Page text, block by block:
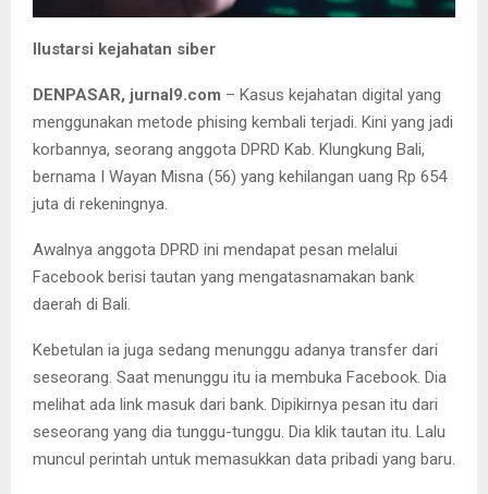
Ilustarsi kejahatan siber
DENPASAR, jurnal9.com – Kasus kejahatan digital yang
menggunakan metode phising kembali terjadi. Kini yang jadi
korbannya, seorang anggota DPRD Kab. Klungkung Bali,
bernama I Wayan Misna (56) yang kehilangan uang Rp 654
juta di rekeningnya.
Awalnya anggota DPRD ini mendapat pesan melalui
Facebook berisi tautan yang mengatasnamakan bank
daerah di Bali.
Kebetulan ia juga sedang menunggu adanya transfer dari
seseorang. Saat menunggu itu ia membuka Facebook. Dia
melihat ada link masuk dari bank. Dipikirnya pesan itu dari
seseorang yang dia tunggu-tunggu. Dia klik tautan itu. Lalu
muncul perintah untuk memasukkan data pribadi yang baru.